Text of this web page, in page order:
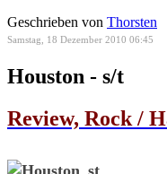
Geschrieben von Thorsten
Samstag, 18 Dezember 2010 06:45
Houston - s/t
Review, Rock /